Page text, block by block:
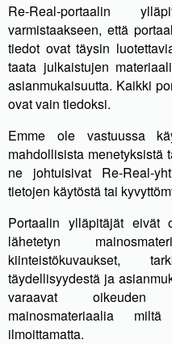
Re-Real-portaalin
varmistaakseen, että
tiedot ovat täysin
taata julkaistujen
asianmukaisuutta. Kaikki
ovat vain tiedoksi.
Emme ole vastuussa
mahdollisista menetyksistä
ne johtuisivat Re-Real-
tietojen käytöstä tai
Portaalin ylläpitäjät eivät
lähetetyn
kiinteistökuvaukset,
täydellisyydestä ja
varaavat oikeuden
mainosmateriaalia
ilmoittamatta.